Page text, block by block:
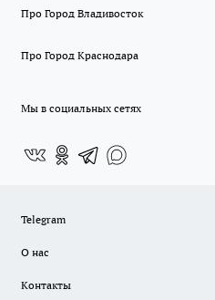
Про Город Владивосток
Про Город Краснодара
Мы в социальных сетях
Telegram
О нас
Контакты